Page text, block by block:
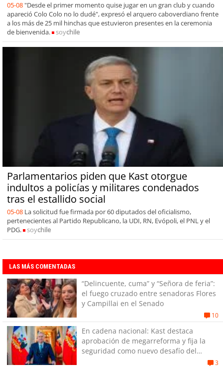
05-08 "Desde el primer momento quise jugar en un gran club y cuando
apareció Colo Colo no lo dudé", expresó el arquero caboverdiano frente
a los más de 25 mil hinchas que estuvieron presentes en la ceremonia
de bienvenida.
soychile
Parlamentarios piden que Kast otorgue
indultos a policías y militares condenados
tras el estallido social
05-08 La solicitud fue firmada por 60 diputados del oficialismo,
pertenecientes al Partido Republicano, la UDI, RN, Evópoli, el PNL y el
PDG.
soychile
LAS MÁS COMENTADAS
“Delincuente, cuma” y “Señora de feria”:
el fuego cruzado entre senadoras Flores
y Campillai en el Senado
10
En cadena nacional: Kast destaca
aprobación de megarreforma y fija la
seguridad como nuevo desafío del
3